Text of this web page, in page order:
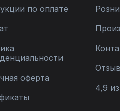
по оплате
оферта
4,9